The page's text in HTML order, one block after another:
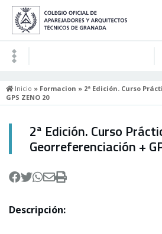
Inicio » Formacion » 2ª Edición. Curso
GPS ZENO 20
2ª Edición. Curso
Georreferenciación +
Descripción: